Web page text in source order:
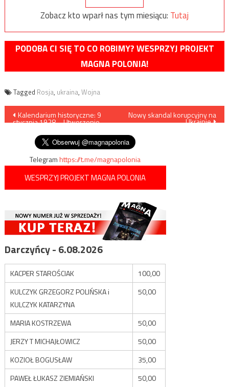
Zobacz kto wparł nas tym miesiącu: Tutaj
PODOBA CI SIĘ TO CO ROBIMY? WESPRZYJ PROJEKT
MAGNA POLONIA!
Tagged Rosja, ukraina, Wojna
Nawigacja
wpisu
Kalendarium historyczne: 9
stycznia 1928 – Utworzenie
Nowy skandal korupcyjny na
Ukrainie
Telegramhttps://t.me/magnapolonia
WESPRZYJ PROJEKT MAGNA POLONIA
Darczyńcy - 6.08.2026
KACPER STAROŚCIAK
100,00
KULCZYK GRZEGORZ POLIŃSKA i
KULCZYK KATARZYNA
50,00
MARIA KOSTRZEWA
50,00
JERZY T MICHAJŁOWICZ
50,00
KOZIOŁ BOGUSŁAW
35,00
PAWEŁ ŁUKASZ ZIEMIAŃSKI
50,00